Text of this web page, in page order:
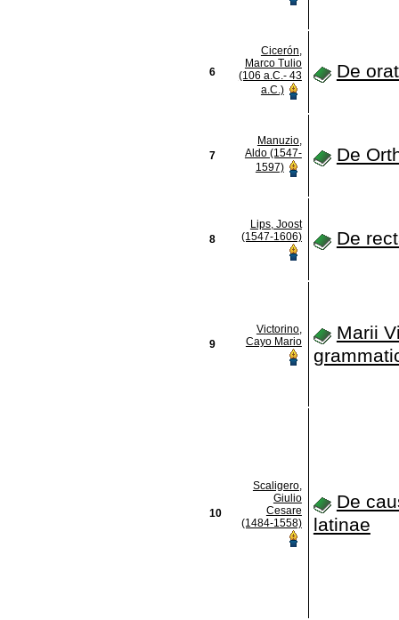
6
Cicerón,
Marco Tulio
(106 a.C.- 43
a.C.)
De
7
Manuzio,
Aldo (1547-
1597)
De
8
Lips, Joost
(1547-1606)
De
9
Victorino,
Cayo Mario
Marii
10
Scaligero,
Giulio
Cesare
(1484-1558)
De
latinae